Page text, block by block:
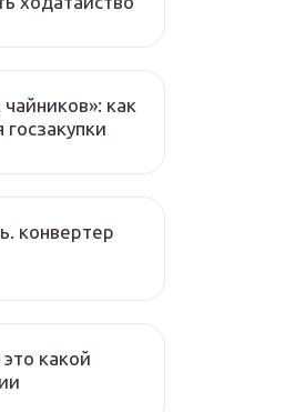
как
госзакупки
конвертер
какой